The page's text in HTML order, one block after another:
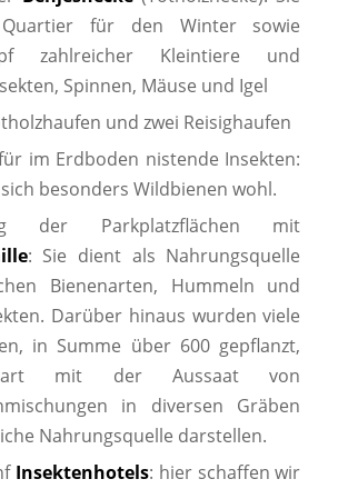
für den Winter sowie
zahlreicher Kleintiere und
Spinnen, Mäuse und Igel
und zwei Reisighaufen
im Erdboden nistende Insekten:
besonders Wildbienen wohl.
der Parkplatzflächen mit
: Sie dient als Nahrungsquelle
Bienenarten, Hummeln und
Darüber hinaus wurden viele
in Summe über 600 gepflanzt,
mit der Aussaat von
in diversen Gräben
Nahrungsquelle darstellen.
Insektenhotels: hier schaffen wir